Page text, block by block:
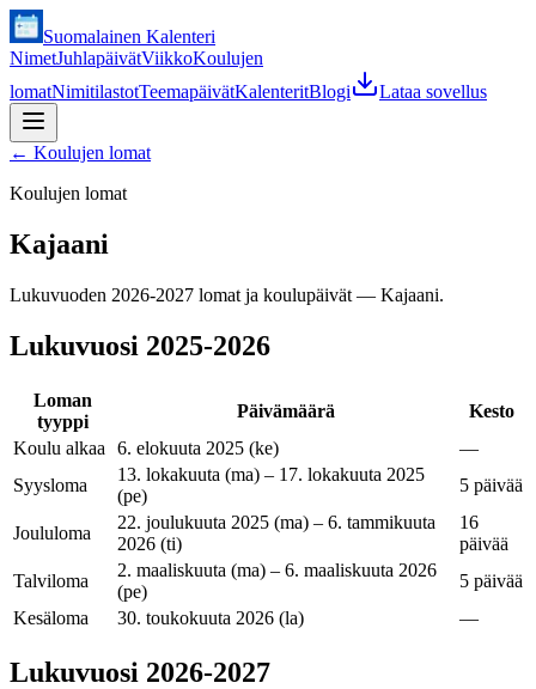
Suomalainen Kalenteri
NimetJuhlapäivätViikkoKoulujen
lomatNimitilastotTeemapäivätKalenteritBlogi Lataa sovellus
← Koulujen lomat
Koulujen lomat
Kajaani
Lukuvuoden 2026-2027 lomat ja koulupäivät — Kajaani.
Lukuvuosi 2025-2026
Loman
tyyppi
Päivämäärä
Kesto
Koulu alkaa
6. elokuuta 2025 (ke)
—
Syysloma
13. lokakuuta (ma) – 17. lokakuuta 2025
(pe)
5 päivää
Joululoma
22. joulukuuta 2025 (ma) – 6. tammikuuta
2026 (ti)
16
päivää
Talviloma
2. maaliskuuta (ma) – 6. maaliskuuta 2026
(pe)
5 päivää
Kesäloma
30. toukokuuta 2026 (la) —
Lukuvuosi 2026-2027